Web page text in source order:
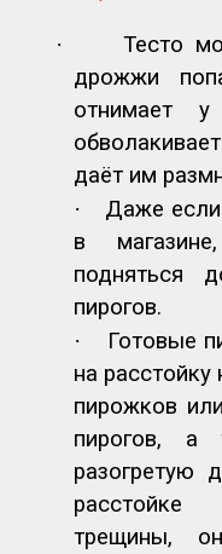
·
Тесто
дрожжи
отнимает
даёт им
·
Даже если
в
подняться
пирогов.
·
Готовые
на
пирожков
пирогов, а
разогретую
расстойке
трещины,